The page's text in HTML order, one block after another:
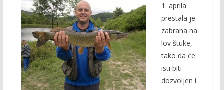
e
b
o
o
k
itt
er
ai
l
p
y
Li
n
k
1. aprila
prestala je
zabrana na
lov štuke,
tako da će
isti biti
dozvoljen i